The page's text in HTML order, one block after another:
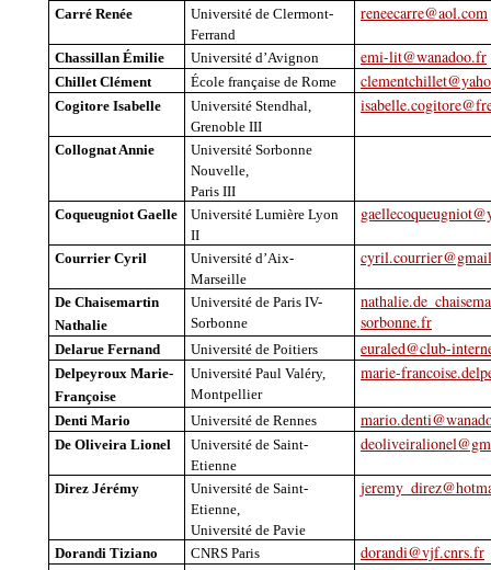
Carré Renée
Université de Clermont-
Ferrand
reneecarre@aol.com
ChassillanÉmilie Université d’Avignon emi-lit@wanadoo.fr
ChilletClément École française de Rome
CogitoreIsabelle
Université Stendhal,
Grenoble III
CollognatAnnie
Université Sorbonne
Nouvelle,
Paris III
Coqueugniot Gaelle
Université Lumière Lyon
II
Courrier Cyril
Université d’Aix-
Marseille
De Chaisemartin
Nathalie
Université de Paris IV-
Sorbonne
sorbonne.fr
Delarue Fernand Université de Poitiers euraled@club-
DelpeyrouxMarie-
Françoise
Université Paul Valéry,
Montpellier
marie-
DentiMario Université de Rennes
De OliveiraLionel
Université de Saint-
Etienne
Direz Jérémy
Université de Saint-
Etienne,
Université de Pavie
Dorandi Tiziano CNRS Paris dorandi@vjf.cnrs.fr